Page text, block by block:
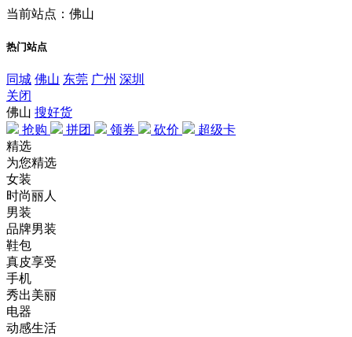
当前站点：佛山
热门站点
同城 佛山 东莞 广州 深圳
关闭
佛山 搜好货
抢购
拼团 领券 砍价
超级卡
精选
为您精选
女装
时尚丽人
男装
品牌男装
鞋包
真皮享受
手机
秀出美丽
电器
动感生活